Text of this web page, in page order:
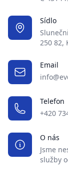
Sídlo
250 82,
Email
Telefon
+420
O nás
Jsme
služby